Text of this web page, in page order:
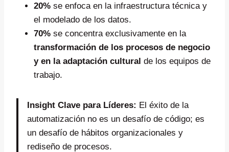
20% se enfoca en la infraestructura técnica y
el modelado de los datos.
70% se concentra exclusivamente en la
transformación de los procesos de negocio
y en la adaptación cultural de los equipos de
trabajo.
Insight Clave para Líderes: El éxito de la
automatización no es un desafío de código; es
un desafío de hábitos organizacionales y
rediseño de procesos.